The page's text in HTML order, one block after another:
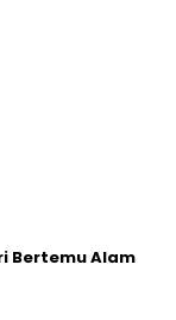
Bertemu Alam